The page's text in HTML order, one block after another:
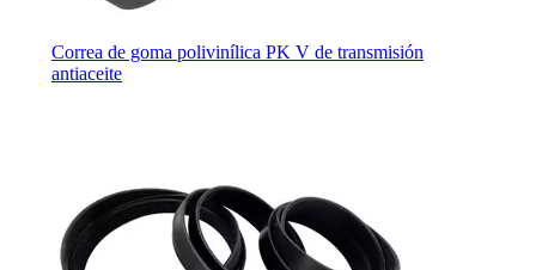
Correa de goma polivinílica PK V de transmisión
antiaceite